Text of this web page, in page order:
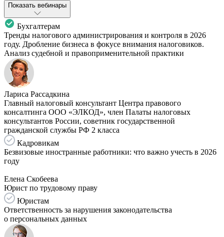
Показать вебинары
Бухгалтерам
Тренды налогового администрирования и контроля в 2026
году. Дробление бизнеса в фокусе внимания налоговиков.
Анализ судебной и правоприменительной практики
Лариса Рассадкина
Главный налоговый консультант Центра правового
консалтинга ООО «ЭЛКОД», член Палаты налоговых
консультантов России, советник государственной
гражданской службы РФ 2 класса
Кадровикам
Безвизовые иностранные работники: что важно учесть в 2026
году
Елена Скобеева
Юрист по трудовому праву
Юристам
Ответственность за нарушения законодательства
о персональных данных